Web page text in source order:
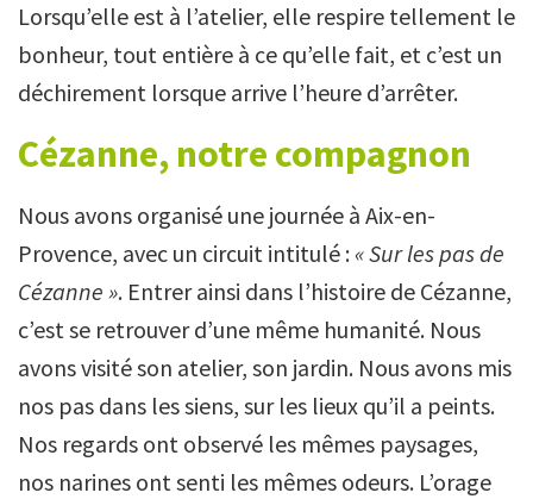
Lorsqu’elle est à l’atelier, elle respire tellement le
bonheur, tout entière à ce qu’elle fait, et c’est un
déchirement lorsque arrive l’heure d’arrêter.
Cézanne, notre compagnon
Nous avons organisé une journée à Aix-en-
Provence, avec un circuit intitulé : « Sur les pas de
Cézanne ». Entrer ainsi dans l’histoire de Cézanne,
c’est se retrouver d’une même humanité. Nous
avons visité son atelier, son jardin. Nous avons mis
nos pas dans les siens, sur les lieux qu’il a peints.
Nos regards ont observé les mêmes paysages,
nos narines ont senti les mêmes odeurs. L’orage